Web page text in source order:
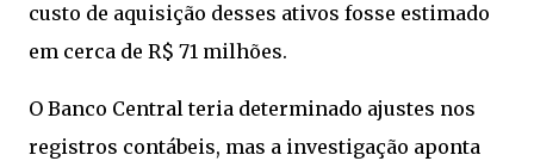
custo de aquisição desses ativos fosse estimado
em cerca de R$ 71 milhões.
O Banco Central teria determinado ajustes nos
registros contábeis, mas a investigação aponta